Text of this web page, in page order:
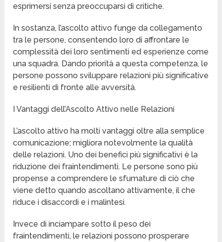
esprimersi senza preoccuparsi di critiche.
In sostanza, l’ascolto attivo funge da collegamento
tra le persone, consentendo loro di affrontare le
complessità dei loro sentimenti ed esperienze come
una squadra. Dando priorità a questa competenza, le
persone possono sviluppare relazioni più significative
e resilienti di fronte alle avversità.
I Vantaggi dell’Ascolto Attivo nelle Relazioni
L’ascolto attivo ha molti vantaggi oltre alla semplice
comunicazione; migliora notevolmente la qualità
delle relazioni. Uno dei benefici più significativi è la
riduzione dei fraintendimenti. Le persone sono più
propense a comprendere le sfumature di ciò che
viene detto quando ascoltano attivamente, il che
riduce i disaccordi e i malintesi.
Invece di inciampare sotto il peso dei
fraintendimenti, le relazioni possono prosperare